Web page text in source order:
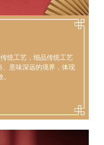
统工艺，细品传统工艺
、意味深远的境界，体现